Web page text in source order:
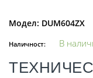
Модел: DUM604ZX
Наличност: В